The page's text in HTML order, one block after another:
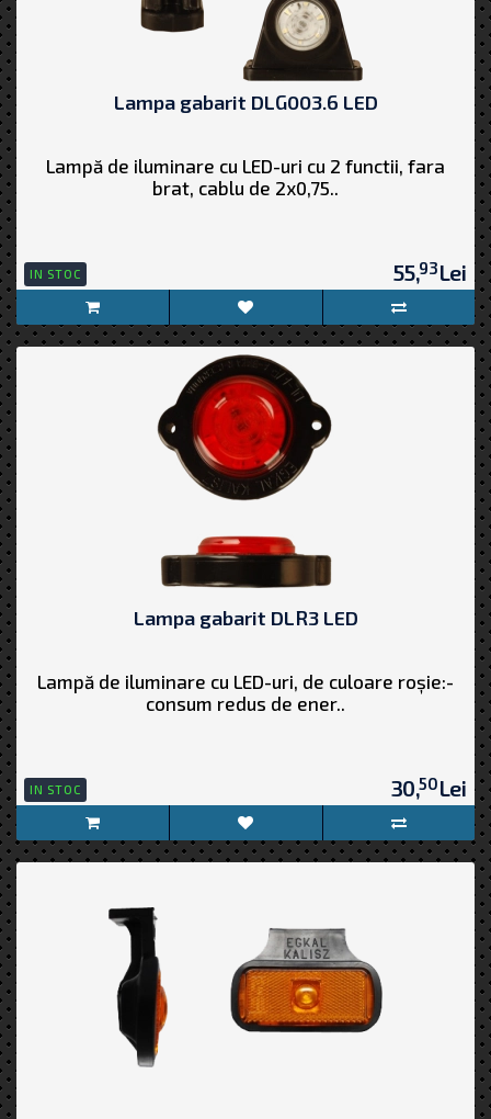
Lampa gabarit DLG003.6 LED
Lampă de iluminare cu LED-uri cu 2 functii, fara
brat, cablu de 2x0,75..
IN STOC 55,93Lei
Lampa gabarit DLR3 LED
Lampă de iluminare cu LED-uri, de culoare roșie:-
consum redus de ener..
IN STOC 30,50Lei